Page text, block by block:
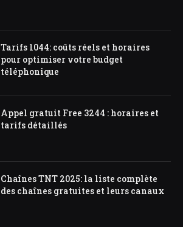
Tarifs 1044: coûts réels et horaires
pour optimiser votre budget
téléphonique
Appel gratuit Free 3244 : horaires et
tarifs détaillés
Chaînes TNT 2025: la liste complète
des chaînes gratuites et leurs canaux